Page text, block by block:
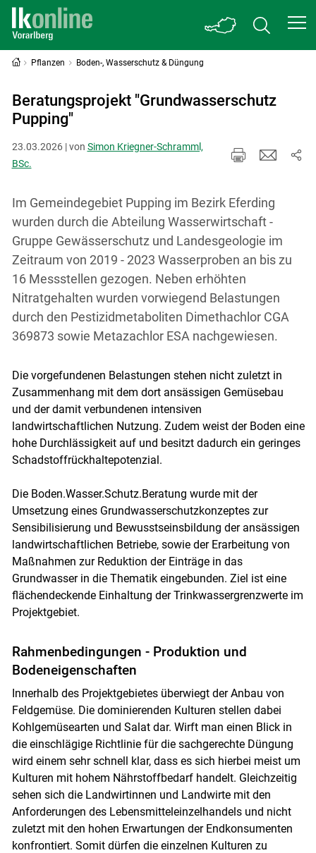
Pflanzen Boden-, Wasserschutz & Düngung
Beratungsprojekt "Grundwasserschutz
Pupping"
23.03.2026 | von Simon Kriegner-Schramml,
BSc.
Im Gemeindegebiet Pupping im Bezirk Eferding
wurden durch die Abteilung Wasserwirtschaft -
Gruppe Gewässerschutz und Landesgeologie im
Zeitraum von 2019 - 2023 Wasserproben an bis zu
16 Messstellen gezogen. Neben erhöhten
Nitratgehalten wurden vorwiegend Belastungen
durch den Pestizidmetaboliten Dimethachlor CGA
369873 sowie Metazachlor ESA nachgewiesen.
Die vorgefundenen Belastungen stehen nicht zuletzt in
Zusammenhang mit dem dort ansässigen Gemüsebau
und der damit verbundenen intensiven
landwirtschaftlichen Nutzung. Zudem weist der Boden eine
hohe Durchlässigkeit auf und besitzt dadurch ein geringes
Schadstoffrückhaltepotenzial.
Die Boden.Wasser.Schutz.Beratung wurde mit der
Umsetzung eines Grundwasserschutzkonzeptes zur
Sensibilisierung und Bewusstseinsbildung der ansässigen
landwirtschaftlichen Betriebe, sowie der Erarbeitung von
Maßnahmen zur Reduktion der Einträge in das
Grundwasser in die Thematik eingebunden. Ziel ist eine
flächendeckende Einhaltung der Trinkwassergrenzwerte im
Projektgebiet.
Rahmenbedingungen - Produktion und
Bodeneigenschaften
Innerhalb des Projektgebietes überwiegt der Anbau von
Feldgemüse. Die dominierenden Kulturen stellen dabei
Kohlgemüsearten und Salat dar. Wirft man einen Blick in
die einschlägige Richtlinie für die sachgerechte Düngung
wird einem sehr schnell klar, dass es sich hierbei meist um
Kulturen mit hohem Nährstoffbedarf handelt. Gleichzeitig
sehen sich die Landwirtinnen und Landwirte mit den
Anforderungen des Lebensmitteleinzelhandels und nicht
zuletzt mit den hohen Erwartungen der Endkonsumenten
konfrontiert. Somit dürfen die einzelnen Kulturen zu